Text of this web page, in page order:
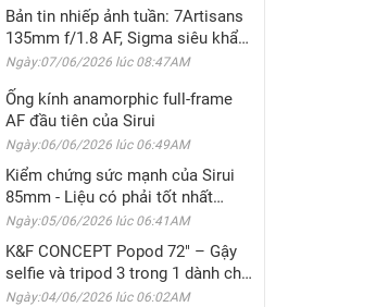
Bản tin nhiếp ảnh tuần: 7Artisans
135mm f/1.8 AF, Sigma siêu khẩu
và nhiều ưu đãi hấp dẫn
Ngày:07/06/2026 lúc 08:47AM
Ống kính anamorphic full-frame
AF đầu tiên của Sirui
Ngày:06/06/2026 lúc 06:49AM
Kiểm chứng sức mạnh của Sirui
85mm - Liệu có phải tốt nhất
trong tầm giá?
Ngày:05/06/2026 lúc 06:41AM
K&F CONCEPT Popod 72" – Gậy
selfie và tripod 3 trong 1 dành cho
nhà sáng tạo nội dung di động
Ngày:04/06/2026 lúc 06:02AM